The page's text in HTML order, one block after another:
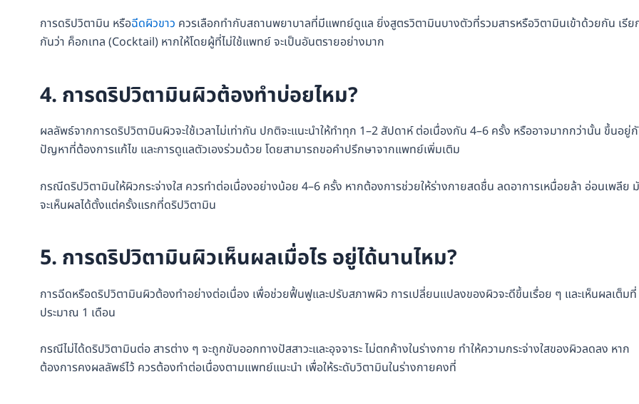
การดริปวิตามิน หรือฉีดผิวขาว ควรเลือกทำกับสถานพยาบาลที่มีแพทย์ดูแล ยิ่งสูตรวิตามินบางตัวที่รวมสารหรือวิตามินเข้าด้วยกัน เรีย
กันว่า ค็อกเทล (Cocktail) หากให้โดยผู้ที่ไม่ใช้แพทย์ จะเป็นอันตรายอย่างมาก
4. การดริปวิตามินผิวต้องทำบ่อยไหม?
ผลลัพธ์จากการดริปวิตามินผิวจะใช้เวลาไม่เท่ากัน ปกติจะแนะนำให้ทำทุก 1–2 สัปดาห์ ต่อเนื่องกัน 4–6 ครั้ง หรืออาจมากกว่านั้น ขึ้นอยู่
ปัญหาที่ต้องการแก้ไข และการดูแลตัวเองร่วมด้วย โดยสามารถขอคำปรึกษาจากแพทย์เพิ่มเติม
กรณีดริปวิตามินให้ผิวกระจ่างใส ควรทำต่อเนื่องอย่างน้อย 4–6 ครั้ง หากต้องการช่วยให้ร่างกายสดชื่น ลดอาการเหนื่อยล้า อ่อนเพลีย
จะเห็นผลได้ตั้งแต่ครั้งแรกที่ดริปวิตามิน
5. การดริปวิตามินผิวเห็นผลเมื่อไร อยู่ได้นานไหม?
การฉีดหรือดริปวิตามินผิวต้องทำอย่างต่อเนื่อง เพื่อช่วยฟื้นฟูและปรับสภาพผิว การเปลี่ยนแปลงของผิวจะดีขึ้นเรื่อย ๆ และเห็นผลเต็มที่
ประมาณ 1 เดือน
กรณีไม่ได้ดริปวิตามินต่อ สารต่าง ๆ จะถูกขับออกทางปัสสาวะและอุจจาระ ไม่ตกค้างในร่างกาย ทำให้ความกระจ่างใสของผิวลดลง หาก
ต้องการคงผลลัพธ์ไว้ ควรต้องทำต่อเนื่องตามแพทย์แนะนำ เพื่อให้ระดับวิตามินในร่างกายคงที่